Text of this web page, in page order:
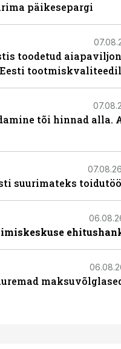
päikesepargi
toodetud
tõi hinnad alla.
suurimateks